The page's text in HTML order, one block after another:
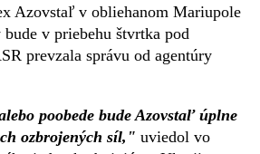
Azovstaľ v obliehanom Mariupole
v priebehu štvrtka pod
prevzala správu od agentúry
poobede bude Azovstaľ úplne
ozbrojených síl," uviedol vo